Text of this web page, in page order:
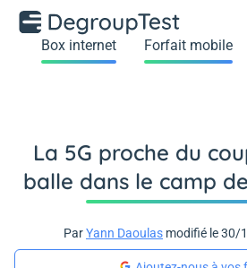
Box internet Forfait mobile
La 5G proche du
balle dans le camp
ParYann Daoulas modifié le 30/